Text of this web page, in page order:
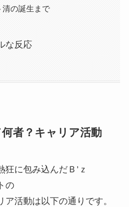
清の誕生まで
な反応
者？キャリア活動
に包み込んだＢ’ｚ
の
活動は以下の通りです。